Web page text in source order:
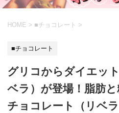
HOME > ■チョコレート >
■チョコレート
グリコからダイエッ
ベラ）が登場！脂肪
チョコレート（リベ